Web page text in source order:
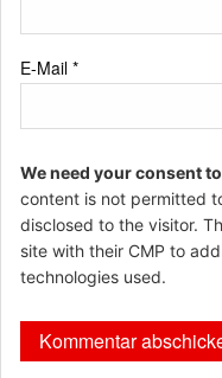
E-Mail *
We need your consent
content is not permitted
disclosed to the visitor.
site with their CMP to
technologies used.